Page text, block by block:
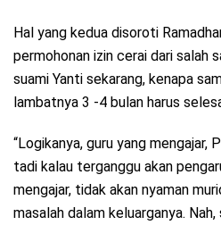
Hal yang kedua disoroti
permohonan izin cerai dari salah
suami Yanti sekarang, kenapa
lambatnya 3 -4 bulan harus
“Logikanya, guru yang mengajar,
tadi kalau terganggu akan
mengajar, tidak akan nyaman
masalah dalam keluarganya.